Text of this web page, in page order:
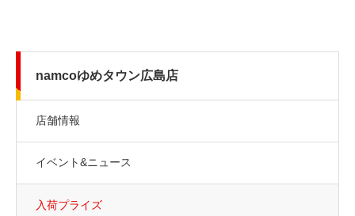
namcoゆめタウン広島店
店舗情報
イベント&ニュース
入荷プライズ